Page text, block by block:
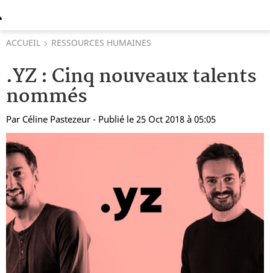
ACCUEIL RESSOURCES HUMAINES
.YZ : Cinq nouveaux talents
nommés
Par Céline Pastezeur - Publié le 25 Oct 2018 à 05:05